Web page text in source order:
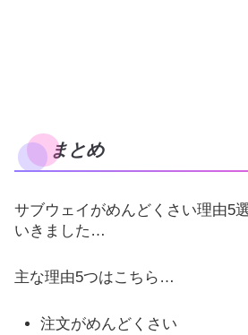
まとめ
サブウェイがめんどくさい理由5
いきました…
主な理由5つはこちら…
注文がめんどくさい